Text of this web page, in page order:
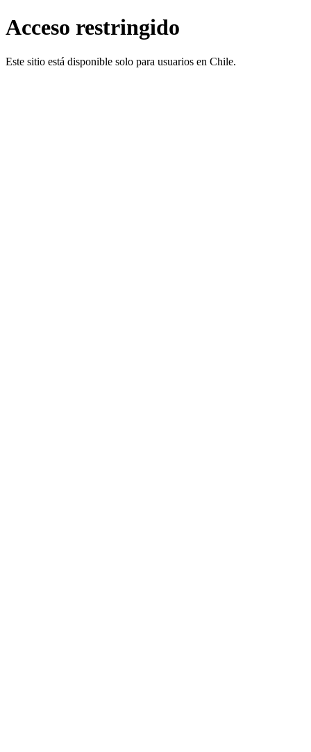
Acceso restringido
Este sitio está disponible solo para usuarios en Chile.